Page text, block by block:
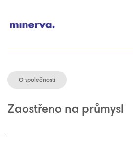
O společnosti
Zaostřeno na průmysl